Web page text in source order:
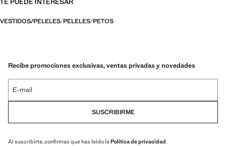
VESTIDOS/PELELES PELELES PETOS
Recibe promociones exclusivas, ventas privadas y novedades
E-mail
SUSCRIBIRME
Al suscribirte, confirmas que has leído laPolítica de privacidad.